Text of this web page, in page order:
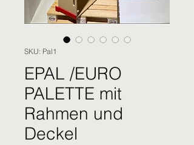
SKU: Pal1
EPAL /EURO
PALETTE mit
Rahmen und
Deckel